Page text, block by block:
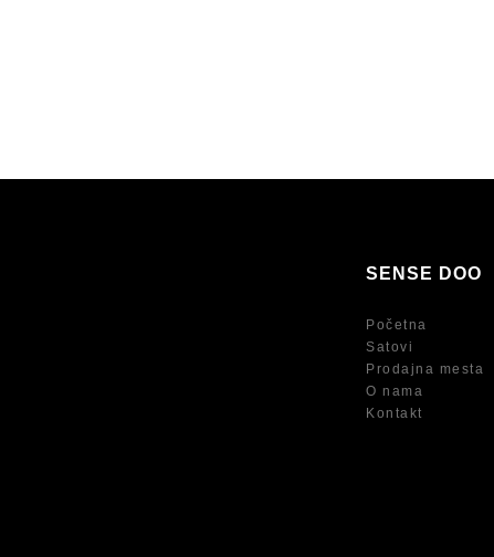
SENSE DOO
Početna
Satovi
Prodajna mesta
O nama
Kontakt